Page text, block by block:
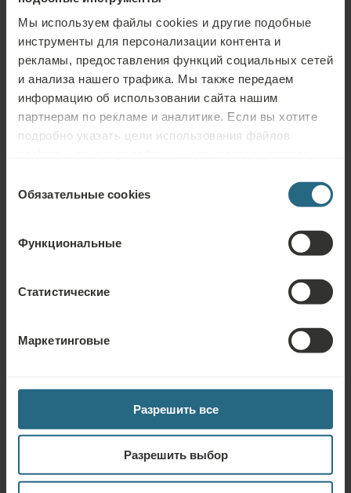
Мы используем файлы cookies и другие подобные
инструменты для персонализации контента и
рекламы, предоставления функций социальных сетей
и анализа нашего трафика. Мы также передаем
информацию об использовании сайта нашим
партнерам по рекламе и аналитике. Если вы хотите
подробно указать цели использования файлов
используйте кнопку «Разрешить всё».
согласия
Обязательные cookies
Функциональные
Статистические
Маркетинговые
Разрешить все
Разрешить выбор
Задать вопрос
Пожалуйста, свяжитесь с нами по любому вопросу, связанному с
нашими отелями Ensana или услугами. Вопросы и ответы, связанные с
Вы можете забронировать наши лучшие предложения здесь. Если вы
хотите присоединиться к нашей программе лояльности и получать
дополнительные скидки, льготы или просто быть в курсе всех последних
ЗАБРОНИРОВАТЬ СЕЙЧАС